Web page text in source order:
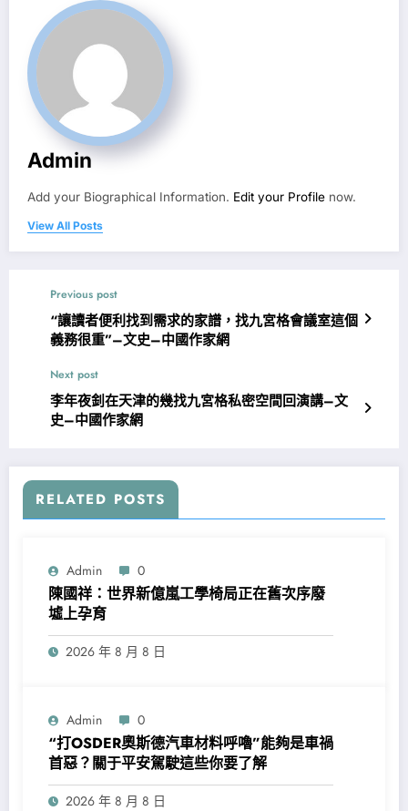
Admin
Add your Biographical Information. Edit your Profile now.
View All Posts
Previous post
“讓讀者便利找到需求的家譜，找九宮格會議室這個
義務很重”–文史–中國作家網
Next post
李年夜釗在天津的幾找九宮格私密空間回演講–文
史–中國作家網
RELATED POSTS
Admin 0
陳國祥：世界新億嵐工學椅局正在舊次序廢
墟上孕育
2026 年 8 月 8 日
Admin 0
“打OSDER奧斯德汽車材料呼嚕”能夠是車禍
首惡？關于平安駕駛這些你要了解
2026 年 8 月 8 日